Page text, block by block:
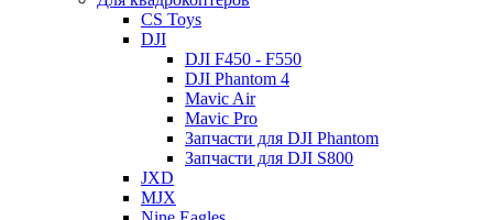
CS Toys
DJI
DJI F450 - F550
DJI Phantom 4
Mavic Air
Mavic Pro
Запчасти для DJI Phantom
Запчасти для DJI S800
JXD
MJX